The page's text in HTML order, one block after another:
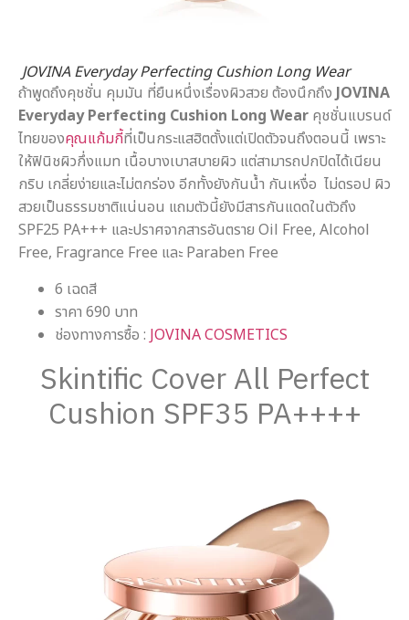
JOVINA Everyday Perfecting Cushion Long Wear
ถ้าพูดถึงคุชชั่น คุมมัน ที่ยืนหนึ่งเรื่องผิวสวย ต้องนึกถึงJOVINA
Everyday Perfecting Cushion Long Wear คุชชั่นแบรนด์
ไทยของคุณแก้มกี้ที่เป็นกระแสฮิตตั้งแต่เปิดตัวจนถึงตอนนี้ เพราะ
ให้ฟินิชผิวกึ่งแมท เนื้อบางเบาสบายผิว แต่สามารถปกปิดได้เนียน
กริบ เกลี่ยง่ายและไม่ตกร่อง อีกทั้งยังกันน้ำ กันเหงื่อ ไม่ดรอป ผิว
สวยเป็นธรรมชาติแน่นอน แถมตัวนี้ยังมีสารกันแดดในตัวถึง
SPF25 PA+++ และปราศจากสารอันตราย Oil Free, Alcohol
Free, Fragrance Free และ Paraben Free
6 เฉดสี
ราคา 690 บาท
ช่องทางการซื้อ : JOVINA COSMETICS
Skintific Cover All Perfect
Cushion SPF35 PA++++